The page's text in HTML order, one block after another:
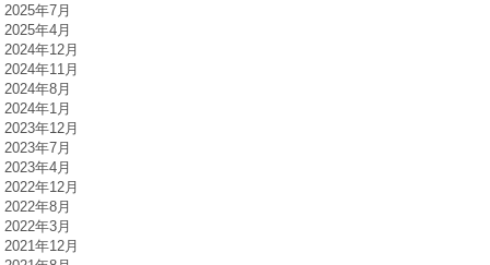
2025年7月
2025年4月
2024年12月
2024年11月
2024年8月
2024年1月
2023年12月
2023年7月
2023年4月
2022年12月
2022年8月
2022年3月
2021年12月